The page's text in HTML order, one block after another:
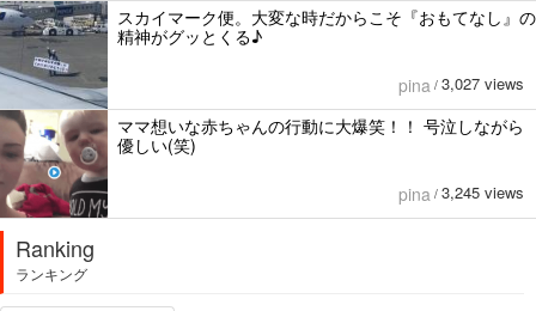
スカイマーク便。大変な時だからこそ『おもてなし』の
精神がグッとくる♪
pina / 3,027 views
ママ想いな赤ちゃんの行動に大爆笑！！ 号泣しながら
優しい(笑)
pina / 3,245 views
Ranking
ランキング